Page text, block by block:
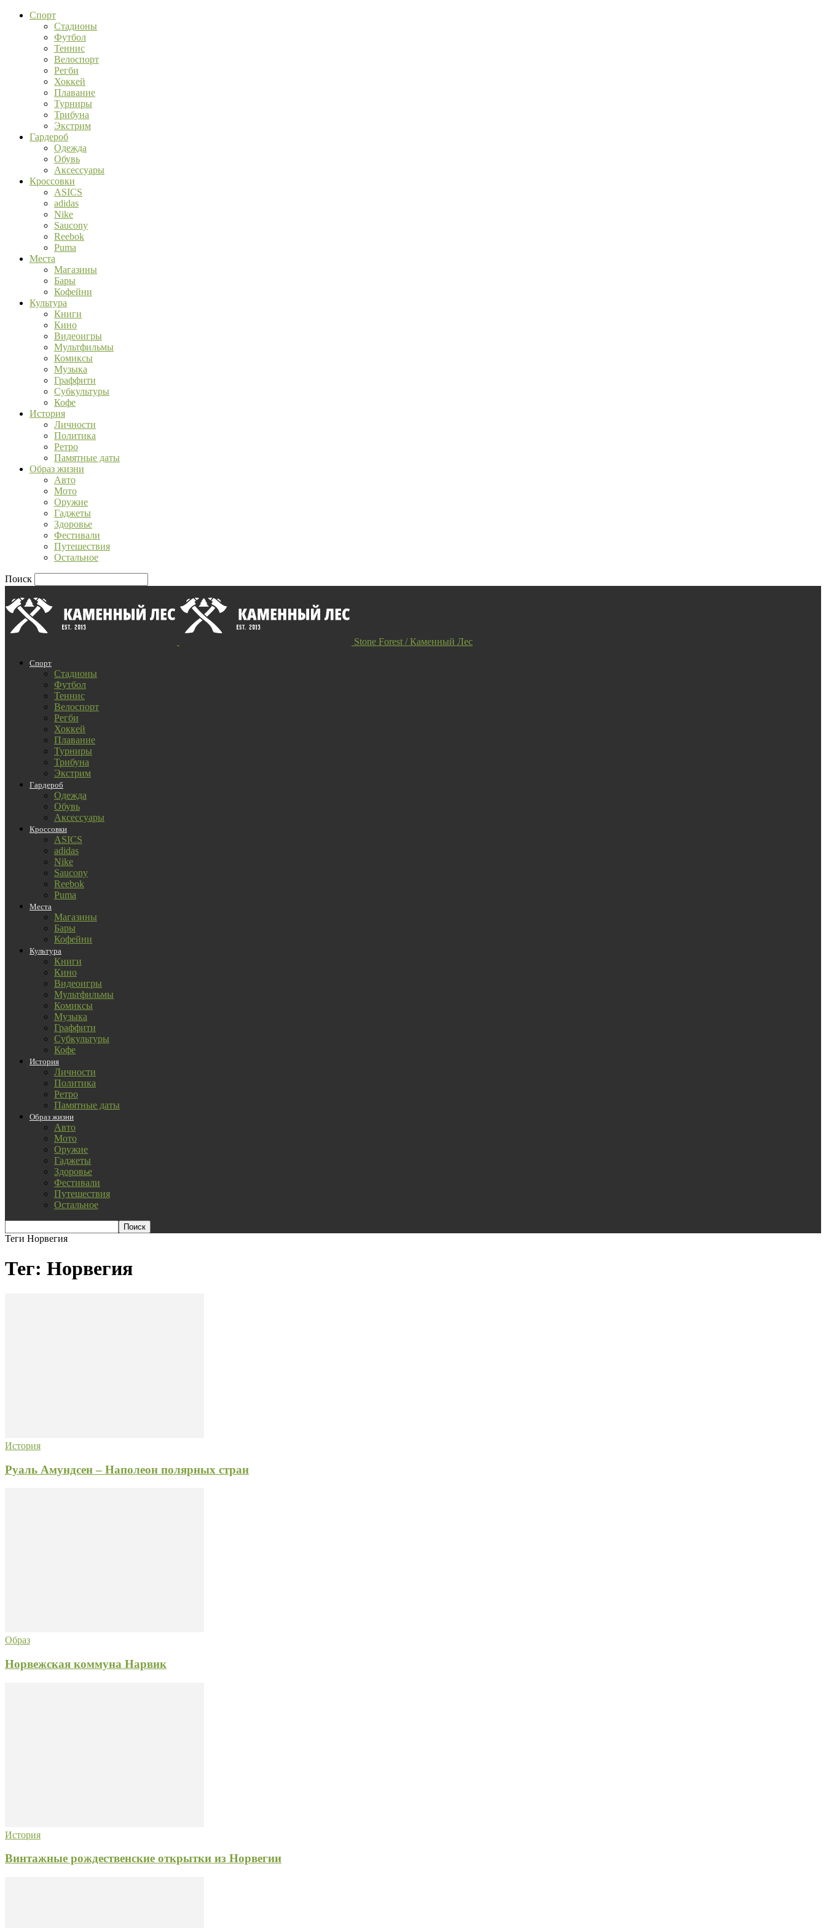
Спорт
Стадионы
Футбол
Теннис
Велоспорт
Регби
Хоккей
Плавание
Турниры
Трибуна
Экстрим
Гардероб
Одежда
Обувь
Аксессуары
Кроссовки
ASICS
adidas
Nike
Saucony
Reebok
Puma
Места
Магазины
Бары
Кофейни
Культура
Книги
Кино
Видеоигры
Мультфильмы
Комиксы
Музыка
Граффити
Субкультуры
Кофе
История
Личности
Политика
Ретро
Памятные даты
Образ жизни
Авто
Мото
Оружие
Гаджеты
Здоровье
Фестивали
Путешествия
Остальное
Поиск
Stone Forest / Каменный Лес
Спорт
Стадионы
Футбол
Теннис
Велоспорт
Регби
Хоккей
Плавание
Турниры
Трибуна
Экстрим
Гардероб
Одежда
Обувь
Аксессуары
Кроссовки
ASICS
adidas
Nike
Saucony
Reebok
Puma
Места
Магазины
Бары
Кофейни
Культура
Книги
Кино
Видеоигры
Мультфильмы
Комиксы
Музыка
Граффити
Субкультуры
Кофе
История
Личности
Политика
Ретро
Памятные даты
Образ жизни
Авто
Мото
Оружие
Гаджеты
Здоровье
Фестивали
Путешествия
Остальное
Теги Норвегия
Тег: Норвегия
История
Руаль Амундсен – Наполеон полярных стран
Образ
Норвежская коммуна Нарвик
История
Винтажные рождественские открытки из Норвегии